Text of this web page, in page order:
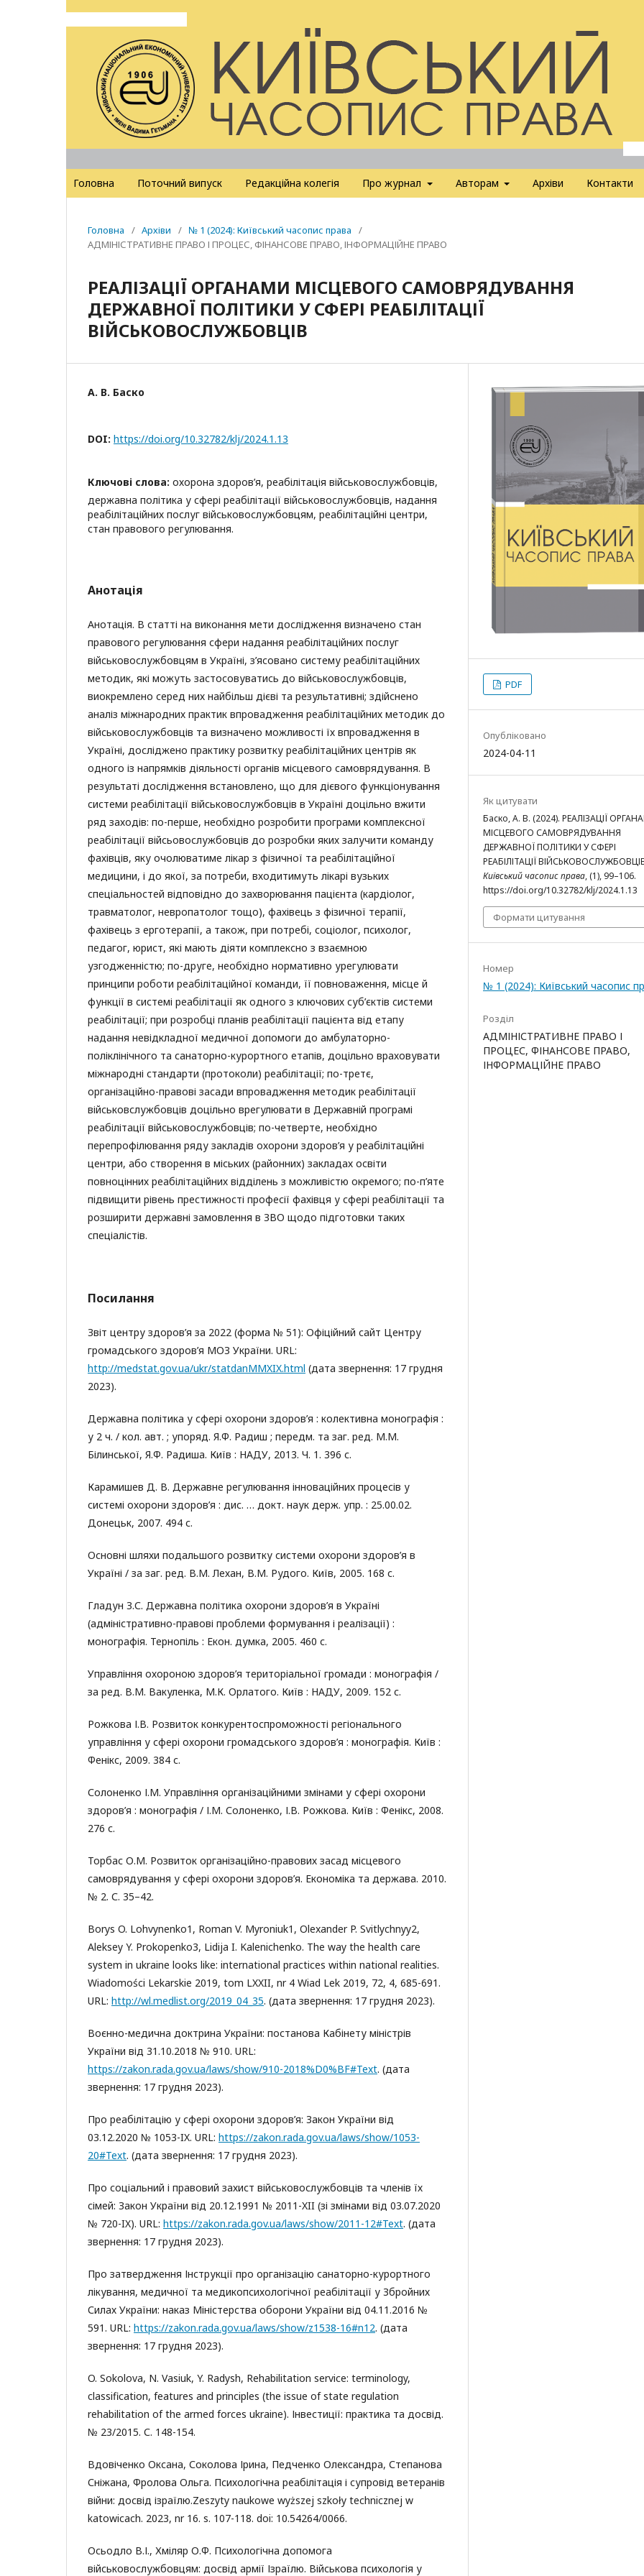
Головна Поточний випуск Редакційна колегія Про журнал Авторам Архіви Контакти
Головна / Архіви / № 1 (2024): Київський часопис права
/
АДМІНІСТРАТИВНЕ ПРАВО І ПРОЦЕС, ФІНАНСОВЕ ПРАВО, ІНФОРМАЦІЙНЕ ПРАВО
РЕАЛІЗАЦІЇ ОРГАНАМИ МІСЦЕВОГО САМОВРЯДУВАННЯ
ДЕРЖАВНОЇ ПОЛІТИКИ У СФЕРІ РЕАБІЛІТАЦІЇ
ВІЙСЬКОВОСЛУЖБОВЦІВ
А. В. Баско
DOI: https://doi.org/10.32782/klj/2024.1.13
Ключові слова: охорона здоров’я, реабілітація військовослужбовців,
державна політика у сфері реабілітації військовослужбовців, надання
реабілітаційних послуг військовослужбовцям, реабілітаційні центри,
стан правового регулювання.
Анотація
Анотація. В статті на виконання мети дослідження визначено стан
правового регулювання сфери надання реабілітаційних послуг
військовослужбовцям в Україні, з’ясовано систему реабілітаційних
методик, які можуть застосовуватись до військовослужбовців,
виокремлено серед них найбільш дієві та результативні; здійснено
аналіз міжнародних практик впровадження реабілітаційних методик до
військовослужбовців та визначено можливості їх впровадження в
Україні, досліджено практику розвитку реабілітаційних центрів як
одного із напрямків діяльності органів місцевого самоврядування. В
результаті дослідження встановлено, що для дієвого функціонування
системи реабілітації військовослужбовців в Україні доцільно вжити
ряд заходів: по-перше, необхідно розробити програми комплексної
реабілітації війсьовослужбовців до розробки яких залучити команду
фахівців, яку очолюватиме лікар з фізичної та реабілітаційної
медицини, і до якої, за потреби, входитимуть лікарі вузьких
спеціальностей відповідно до захворювання пацієнта (кардіолог,
травматолог, невропатолог тощо), фахівець з фізичної терапії,
фахівець з ерготерапії, а також, при потребі, соціолог, психолог,
педагог, юрист, які мають діяти комплексно з взаємною
узгодженністю; по-друге, необхідно нормативно урегулювати
принципи роботи реабілітаційної команди, її повноваження, місце й
функції в системі реабілітації як одного з ключових суб’єктів системи
реабілітації; при розробці планів реабілітації пацієнта від етапу
надання невідкладної медичної допомоги до амбулаторно-
поліклінічного та санаторно-курортного етапів, доцільно враховувати
міжнародні стандарти (протоколи) реабілітації; по-третє,
організаційно-правові засади впровадження методик реабілітації
військовслужбовців доцільно врегулювати в Державній програмі
реабілітації військовослужбовців; по-четверте, необхідно
перепрофілювання ряду закладів охорони здоров’я у реабілітаційні
центри, або створення в міських (районних) закладах освіти
повноцінних реабілітаційних відділень з можливістю окремого; по-п’яте
підвищити рівень престижності професії фахівця у сфері реабілітації та
розширити державні замовлення в ЗВО щодо підготовки таких
спеціалістів.
Посилання
Звіт центру здоров’я за 2022 (форма № 51): Офіційний сайт Центру
громадського здоров’я МОЗ України. URL:
http://medstat.gov.ua/ukr/statdanMMXIX.html (дата звернення: 17 грудня
2023).
Державна політика у сфері охорони здоров’я : колективна монографія :
у 2 ч. / кол. авт. ; упоряд. Я.Ф. Радиш ; передм. та заг. ред. М.М.
Білинської, Я.Ф. Радиша. Київ : НАДУ, 2013. Ч. 1. 396 с.
Карамишев Д. В. Державне регулювання інноваційних процесів у
системі охорони здоров’я : дис. … докт. наук держ. упр. : 25.00.02.
Донецьк, 2007. 494 с.
Основні шляхи подальшого розвитку системи охорони здоров’я в
Україні / за заг. ред. В.М. Лехан, В.М. Рудого. Київ, 2005. 168 с.
Гладун З.С. Державна політика охорони здоров’я в Україні
(адміністративно-правові проблеми формування і реалізації) :
монографія. Тернопіль : Екон. думка, 2005. 460 с.
Управління охороною здоров’я територіальної громади : монографія /
за ред. В.М. Вакуленка, М.К. Орлатого. Київ : НАДУ, 2009. 152 с.
Рожкова І.В. Розвиток конкурентоспроможності регіонального
управління у сфері охорони громадського здоров’я : монографія. Київ :
Фенікс, 2009. 384 с.
Солоненко І.М. Управління організаційними змінами у сфері охорони
здоров’я : монографія / І.М. Солоненко, І.В. Рожкова. Київ : Фенікс, 2008.
276 с.
Торбас О.М. Розвиток організаційно-правових засад місцевого
самоврядування у сфері охорони здоров’я. Економіка та держава. 2010.
№ 2. С. 35–42.
Borys O. Lohvynenko1, Roman V. Myroniuk1, Olexander P. Svitlychnyy2,
Aleksey Y. Prokopenko3, Lidija I. Kalenichenko. Тhe way the health care
system in ukraine looks like: international practices within national realities.
Wiadomości Lekarskie 2019, tom LXXII, nr 4 Wiad Lek 2019, 72, 4, 685-691.
URL: http://wl.medlist.org/2019_04_35. (дата звернення: 17 грудня 2023).
Воєнно-медична доктрина України: постанова Кабінету міністрів
України від 31.10.2018 № 910. URL:
https://zakon.rada.gov.ua/laws/show/910-2018%D0%BF#Text. (дата
звернення: 17 грудня 2023).
Про реабілітацію у сфері охорони здоров’я: Закон України від
03.12.2020 № 1053-IX. URL: https://zakon.rada.gov.ua/laws/show/1053-
20#Text. (дата звернення: 17 грудня 2023).
Про соціальний і правовий захист військовослужбовців та членів їх
сімей: Закон України від 20.12.1991 № 2011-XII (зі змінами від 03.07.2020
№ 720-IX). URL: https://zakon.rada.gov.ua/laws/show/2011-12#Text. (дата
звернення: 17 грудня 2023).
Про затвердження Інструкції про організацію санаторно-курортного
лікування, медичної та медикопсихологічної реабілітації у Збройних
Силах України: наказ Міністерства оборони України від 04.11.2016 №
591. URL: https://zakon.rada.gov.ua/laws/show/z1538-16#n12. (дата
звернення: 17 грудня 2023).
O. Sokolova, N. Vasiuk, Y. Radysh, Rehabilitation service: terminology,
classification, features and principles (the issue of state regulation
rehabilitation of the armed forces ukraine). Інвестиції: практика та досвід.
№ 23/2015. С. 148-154.
Вдовіченко Оксана, Соколова Ірина, Педченко Олександра, Степанова
Сніжана, Фролова Ольга. Психологічна реабілітація і супровід ветеранів
війни: досвід ізраїлю.Zeszyty naukowe wyższej szkoły technicznej w
katowicach. 2023, nr 16. s. 107-118. doi: 10.54264/0066.
Осьодло В.І., Хміляр О.Ф. Психологічна допомога
військовослужбовцям: досвід армії Ізраїлю. Військова психологія у
PDF
Опубліковано
2024-04-11
Як цитувати
Баско, А. В. (2024). РЕАЛІЗАЦІЇ
МІСЦЕВОГО САМОВРЯДУВАННЯ
ДЕРЖАВНОЇ ПОЛІТИКИ У СФЕРІ
РЕАБІЛІТАЦІЇ
Київський часопис права, (1), 99–106.
https://doi.org/10.32782/klj/2024.1.13
Формати цитування
Номер
№ 1 (2024): Київський часопис
Розділ
АДМІНІСТРАТИВНЕ ПРАВО І
ПРОЦЕС, ФІНАНСОВЕ ПРАВО,
ІНФОРМАЦІЙНЕ ПРАВО